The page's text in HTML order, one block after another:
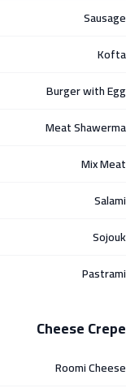
Sausage
Kofta
Burger with Egg
Meat Shawerma
Mix Meat
Salami
Sojouk
Pastrami
Cheese Crepe
Roomi Cheese